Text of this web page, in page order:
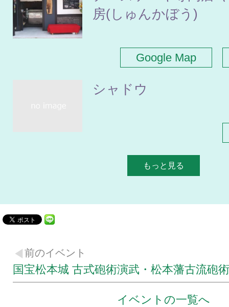
房(しゅんかぼう)
Google Map
シャドウ
もっと見る
前のイベント
国宝松本城 古式砲術演武・松本藩古流砲
イベントの一覧へ